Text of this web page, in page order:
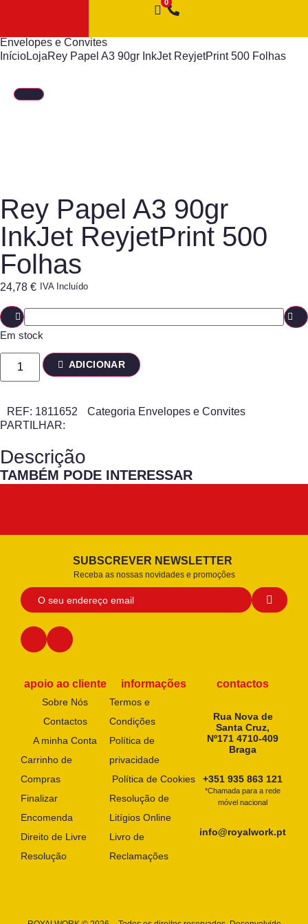
Envelopes e Convites
InícioLojaRey Papel A3 90gr InkJet ReyjetPrint 500 Folhas
Rey Papel A3 90gr
InkJet ReyjetPrint 500
Folhas
24,78 € IVA Incluído
Em stock
ADICIONAR
REF: 1811652 Categoria Envelopes e Convites
PARTILHAR:
Descrição
TAMBÉM PODE INTERESSAR
SUBSCREVER NEWSLETTER
Receba as nossas novidades e promoções
apoio ao cliente
Sobre Nós
Contactos
A minha Conta
Carrinho de
Compras
Finalizar
Encomenda
Direito de Livre
Resolução
informações
Termos e
Condições
Política de
privacidade
Política de Cookies
Resolução de
Litígios Online
Livro de
Reclamações
contactos
Rua Nova de
Santa Cruz,
Nº171 4710-409
Braga
+351 935 863 121
*Chamada para a rede
móvel nacional
info@royalwork.pt